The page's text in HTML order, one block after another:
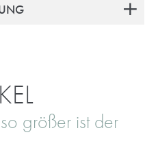
größer ist der